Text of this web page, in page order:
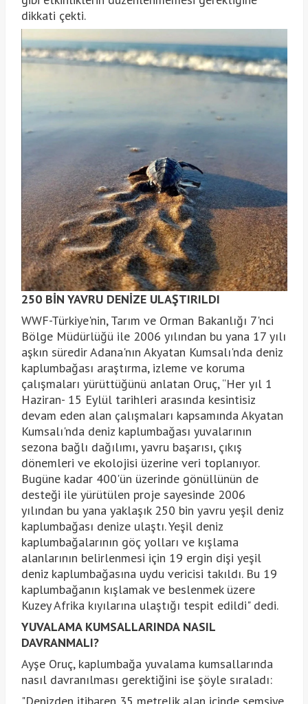
dikkati çekti.
250 BİN YAVRU DENİZE ULAŞTIRILDI
WWF-Türkiye'nin, Tarım ve Orman Bakanlığı 7'nci
Bölge Müdürlüğü ile 2006 yılından bu yana 17 yılı
aşkın süredir Adana'nın Akyatan Kumsalı'nda deniz
kaplumbağası araştırma, izleme ve koruma
çalışmaları yürüttüğünü anlatan Oruç, “Her yıl 1
Haziran- 15 Eylül tarihleri arasında kesintisiz
devam eden alan çalışmaları kapsamında Akyatan
Kumsalı'nda deniz kaplumbağası yuvalarının
sezona bağlı dağılımı, yavru başarısı, çıkış
dönemleri ve ekolojisi üzerine veri toplanıyor.
Bugüne kadar 400'ün üzerinde gönüllünün de
desteği ile yürütülen proje sayesinde 2006
yılından bu yana yaklaşık 250 bin yavru yeşil deniz
kaplumbağası denize ulaştı. Yeşil deniz
kaplumbağalarının göç yolları ve kışlama
alanlarının belirlenmesi için 19 ergin dişi yeşil
deniz kaplumbağasına uydu vericisi takıldı. Bu 19
kaplumbağanın kışlamak ve beslenmek üzere
Kuzey Afrika kıyılarına ulaştığı tespit edildi" dedi.
YUVALAMA KUMSALLARINDA NASIL
DAVRANMALI?
Ayşe Oruç, kaplumbağa yuvalama kumsallarında
nasıl davranılması gerektiğini ise şöyle sıraladı:
"Denizden itibaren 35 metrelik alan içinde şemsiye